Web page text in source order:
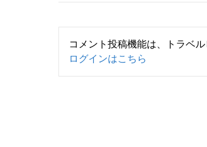
コメント投稿機能は、トラベ
ログインはこちら